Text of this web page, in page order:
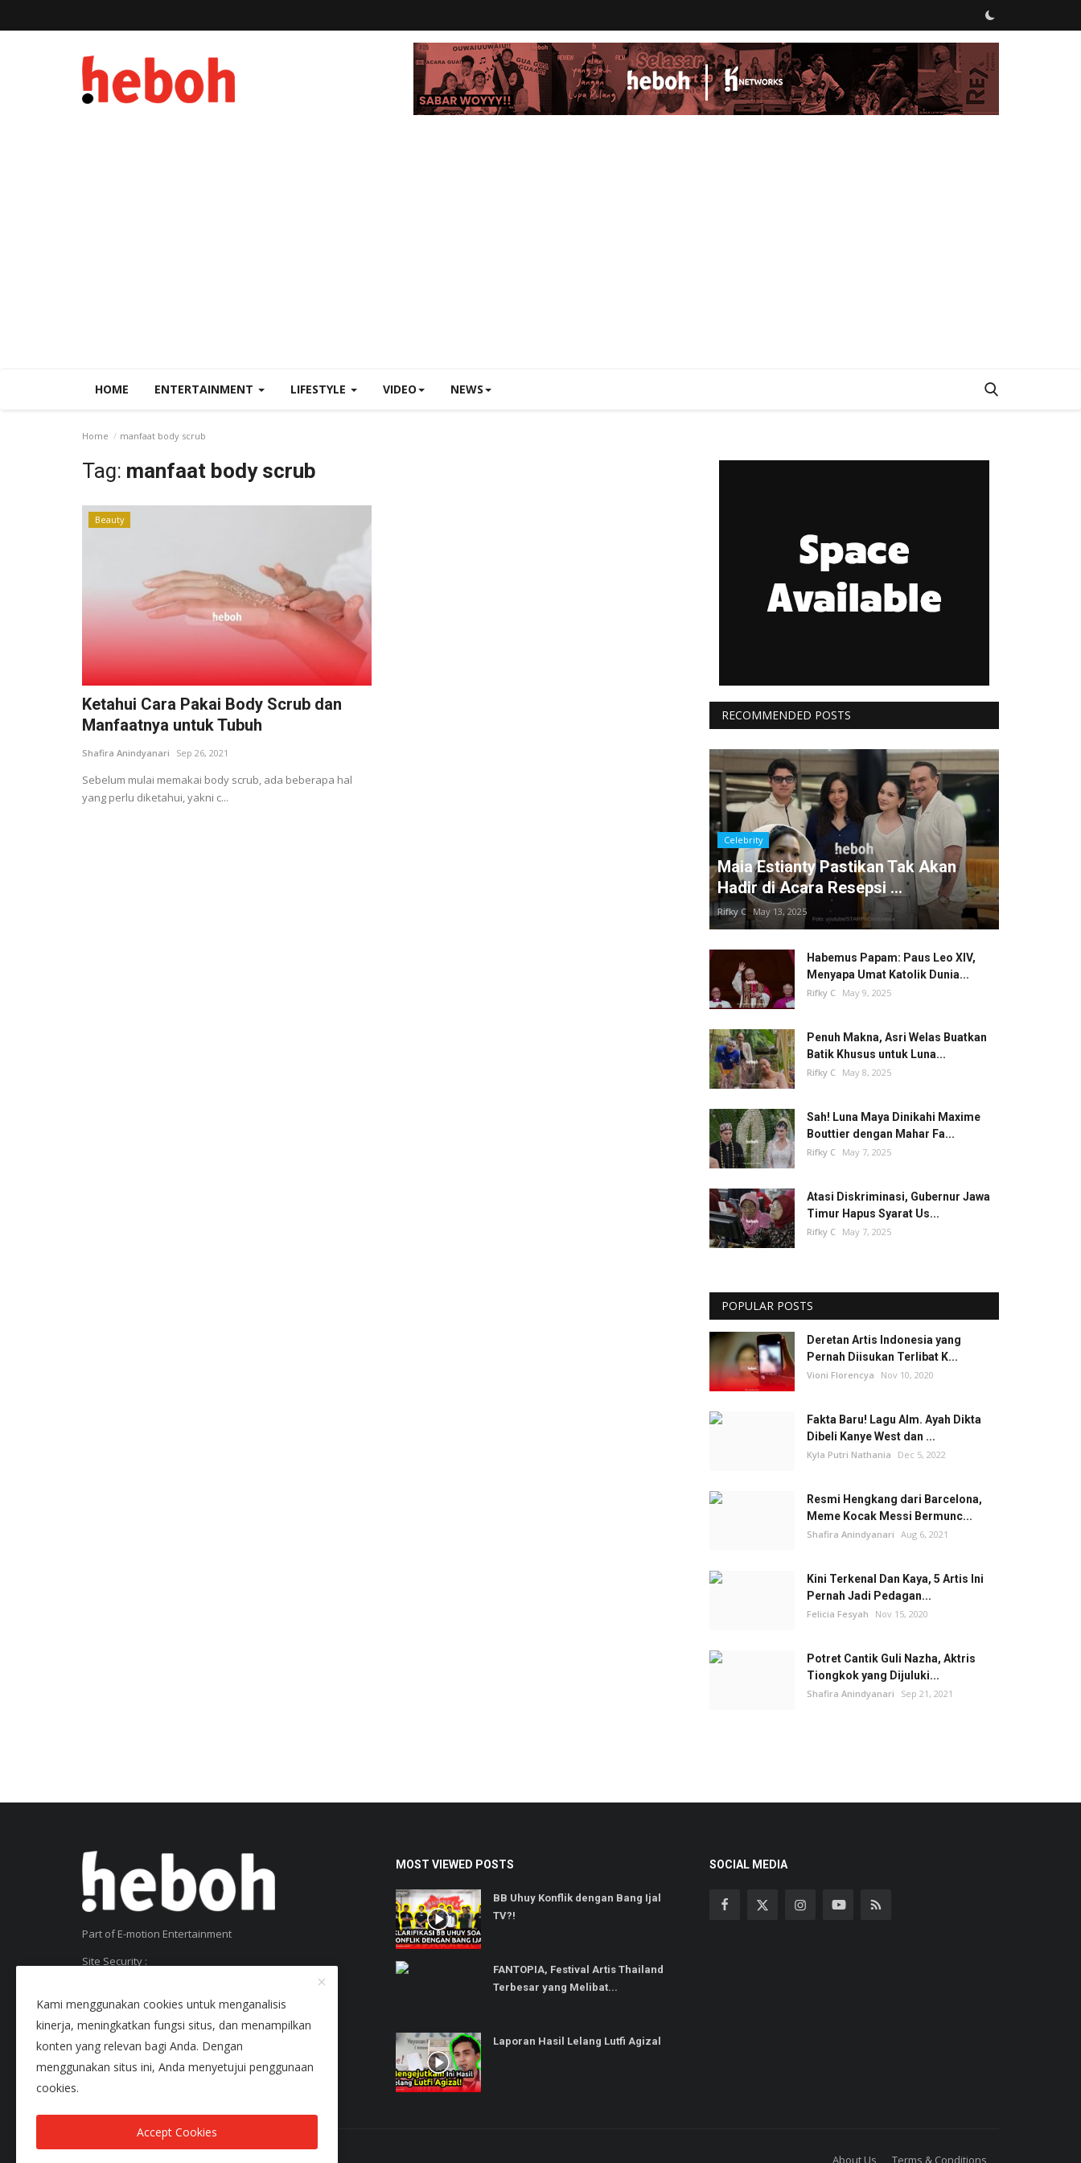
HOME ENTERTAINMENT LIFESTYLE VIDEO NEWS
Home manfaat body scrub
Tag: manfaat body scrub
Beauty
Ketahui Cara Pakai Body Scrub dan
Manfaatnya untuk Tubuh
Shafira Anindyanari Sep 26, 2021
Sebelum mulai memakai body scrub, ada beberapa hal
yang perlu diketahui, yakni c...
RECOMMENDED POSTS
Celebrity
Maia Estianty Pastikan Tak Akan
Hadir di Acara Resepsi ...
Rifky C May 13, 2025
Habemus Papam: Paus Leo XIV,
Menyapa Umat Katolik Dunia...
Rifky C May 9, 2025
Penuh Makna, Asri Welas Buatkan
Batik Khusus untuk Luna...
Rifky C May 8, 2025
Sah! Luna Maya Dinikahi Maxime
Bouttier dengan Mahar Fa...
Rifky C May 7, 2025
Atasi Diskriminasi, Gubernur Jawa
Timur Hapus Syarat Us...
Rifky C May 7, 2025
POPULAR POSTS
Deretan Artis Indonesia yang
Pernah Diisukan Terlibat K...
Vioni Florencya Nov 10, 2020
Fakta Baru! Lagu Alm. Ayah Dikta
Dibeli Kanye West dan ...
Kyla Putri Nathania Dec 5, 2022
Resmi Hengkang dari Barcelona,
Meme Kocak Messi Bermunc...
Shafira Anindyanari Aug 6, 2021
Kini Terkenal Dan Kaya, 5 Artis Ini
Pernah Jadi Pedagan...
Felicia Fesyah Nov 15, 2020
Potret Cantik Guli Nazha, Aktris
Tiongkok yang Dijuluki...
Shafira Anindyanari Sep 21, 2021
Part of E-motion Entertainment
Site Security :
MOST VIEWED POSTS
BB Uhuy Konflik dengan Bang Ijal
TV?!
FANTOPIA, Festival Artis Thailand
Terbesar yang Melibat...
Laporan Hasil Lelang Lutfi Agizal
SOCIAL MEDIA
About Us Terms & Conditions
Kami menggunakan cookies untuk menganalisis
kinerja, meningkatkan fungsi situs, dan menampilkan
konten yang relevan bagi Anda. Dengan
menggunakan situs ini, Anda menyetujui penggunaan
cookies.
Accept Cookies